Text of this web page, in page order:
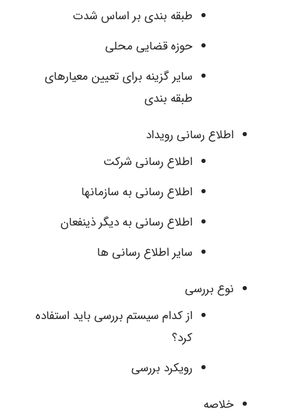
طبقه بندی بر اساس شدت
حوزه قضایی محلی
سایر گزینه برای تعیین معیارهای
طبقه بندی
اطلاع رسانی رویداد
اطلاع رسانی شرکت
اطلاع رسانی به سازمانها
اطلاع رسانی به دیگر ذینفعان
سایر اطلاع رسانی ها
نوع بررسی
از کدام سیستم بررسی باید استفاده
کرد؟
رویکرد بررسی
خلاصه